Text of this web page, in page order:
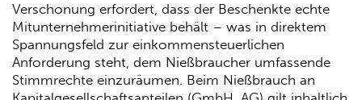
Verschonung erfordert, dass der Beschenkte echte
Mitunternehmerinitiative behält – was in direktem
Spannungsfeld zur einkommensteuerlichen
Anforderung steht, dem Nießbraucher umfassende
Stimmrechte einzuräumen. Beim Nießbrauch an